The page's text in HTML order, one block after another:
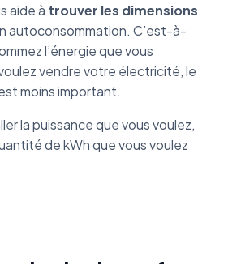
aide à trouver les dimensions
autoconsommation. C’est-à-
l’énergie que vous
vendre votre électricité, le
moins important.
la puissance que vous voulez,
de kWh que vous voulez